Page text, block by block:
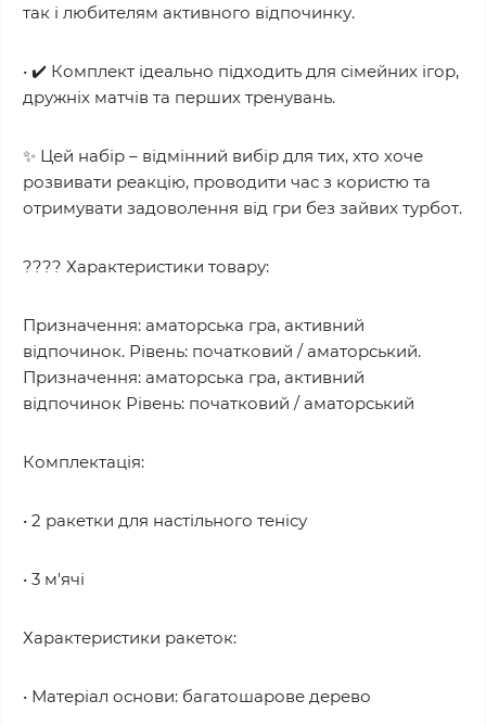
так і любителям активного відпочинку.
• ✔️ Комплект ідеально підходить для сімейних ігор,
дружніх матчів та перших тренувань.
✨ Цей набір – відмінний вибір для тих, хто хоче
розвивати реакцію, проводити час з користю та
отримувати задоволення від гри без зайвих турбот.
???? Характеристики товару:
Призначення: аматорська гра, активний
відпочинок. Рівень: початковий / аматорський.
Призначення: аматорська гра, активний
відпочинок Рівень: початковий / аматорський
Комплектація:
• 2 ракетки для настільного тенісу
• 3 м'ячі
Характеристики ракеток:
• Матеріал основи: багатошарове дерево